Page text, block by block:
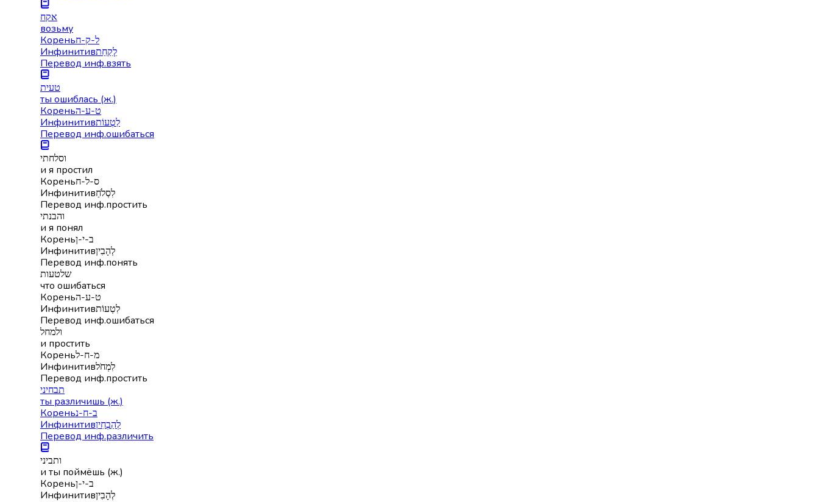
אקח
возьму
Кореньל-ק-ח
Инфинитивלָקַחַת
Перевод инф.взять
טעית
ты ошиблась (ж.)
Кореньט-ע-ה
Инфинитивלִטְעוֹת
Перевод инф.ошибаться
וסלחתי
и я простил
Кореньס-ל-ח
Инфинитивלִסְלֹחַ
Перевод инф.простить
והבנתי
и я понял
Кореньב-י-ן
Инфинитивלְהָבִין
Перевод инф.понять
שלטעות
что ошибаться
Кореньט-ע-ה
Инфинитивלִטְעוֹת
Перевод инф.ошибаться
ולמחל
и простить
Кореньמ-ח-ל
Инфинитивלִמְחֹל
Перевод инф.простить
תבחיני
ты различишь (ж.)
Кореньב-ח-נ
Инфинитивלְהַבְחִין
Перевод инф.различить
ותביני
и ты поймёшь (ж.)
Кореньב-י-ן
Инфинитивלְהָבִין